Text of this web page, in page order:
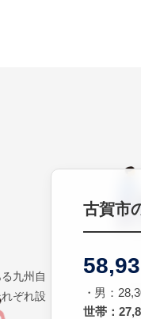
九州自
ぞれ設
古賀市
男：
世帯：